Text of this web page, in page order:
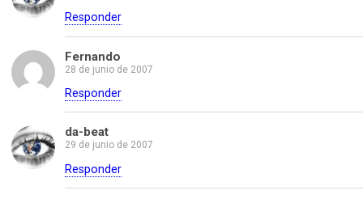
Responder
Fernando
28 de junio de 2007
Responder
da-beat
29 de junio de 2007
Responder